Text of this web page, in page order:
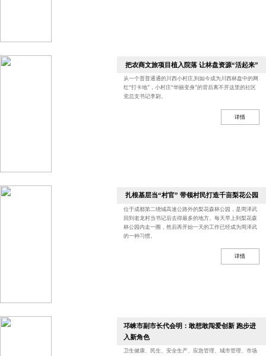
把农商文旅项目植入院落 让林盘资源“活起来”
从一个普普通通的川西小村庄,到如今成为川西林盘中的网
红“打卡地”，小村庄“华丽变身”的背后离不开这里的社区
党总支书记李尉。
详情
扎根基层当“村官” 带领村民打造千亩梨花公园
位于成都第二绕城高速公路外的梨花森林公园，是周泽武
回到老龙村当书记后去得最多的地方。每天早上到梨花森
林公园内走一圈，然后再开始一天的工作已经成为周泽武
的一种习惯。
详情
邛崃市副市长代会明：敢想敢闯爱创新 跑步进
入新角色
卫生健康、民生、安全生产、应急管理、城市管理、市场